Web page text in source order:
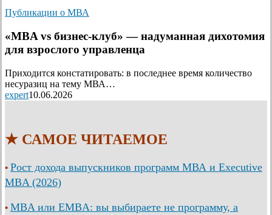
Публикации о МВА
«MBA vs бизнес-клуб» — надуманная дихотомия
для взрослого управленца
Приходится констатировать: в последнее время количество
несуразиц на тему МВА…
expert10.06.2026
★ САМОЕ ЧИТАЕМОЕ
• Рост дохода выпускников программ МВА и Executive
MBA (2026)
• MBA или EMBA: вы выбираете не программу, а